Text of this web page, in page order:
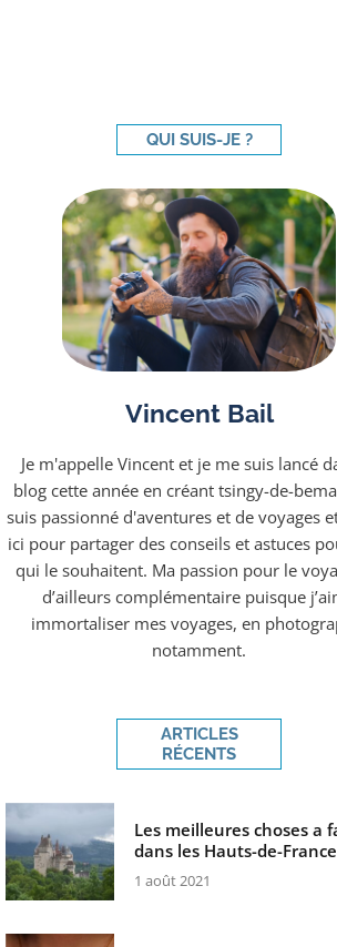
QUI SUIS-JE ?
Vincent Bail
Je m'appelle Vincent et je me suis lancé
blog cette année en créant tsingy-de-
suis passionné d'aventures et de voyages
ici pour partager des conseils et astuces
qui le souhaitent. Ma passion pour le
d’ailleurs complémentaire puisque
immortaliser mes voyages, en
notamment.
ARTICLES
RÉCENTS
Les meilleures choses a
dans les Hauts-de-France
1 août 2021